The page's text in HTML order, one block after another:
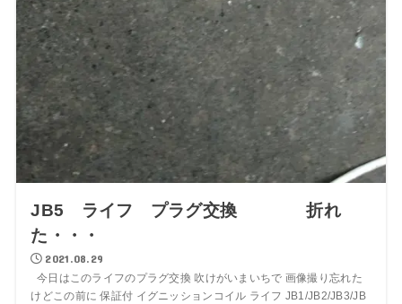
JB5 ライフ プラグ交換 折れ
た・・・
2021.08.29
今日はこのライフのプラグ交換 吹けがいまいちで 画像撮り忘れた
けどこの前に 保証付 イグニッションコイル ライフ JB1/JB2/JB3/JB